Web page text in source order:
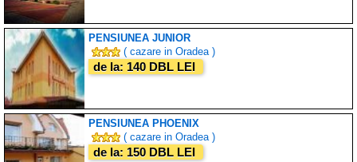
PENSIUNEA JUNIOR
( cazare in Oradea )
de la: 140 DBL LEI
PENSIUNEA PHOENIX
( cazare in Oradea )
de la: 150 DBL LEI